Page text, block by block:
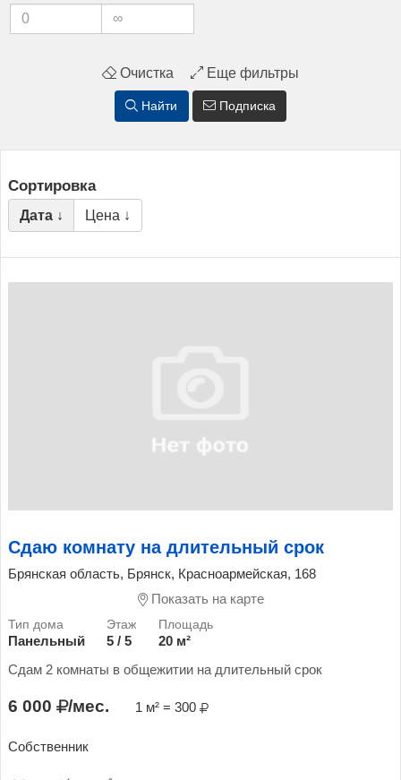
Очистка Еще фильтры
Найти Подписка
Сортировка
Дата ↓ Цена ↓
Сдаю комнату на длительный срок
Брянская область, Брянск, Красноармейская, 168
Показать на карте
Панельный 5 / 5
20 м²
Сдам 2 комнаты в общежитии на длительный срок
6 000 /мес. 1 м² = 300
Собственник